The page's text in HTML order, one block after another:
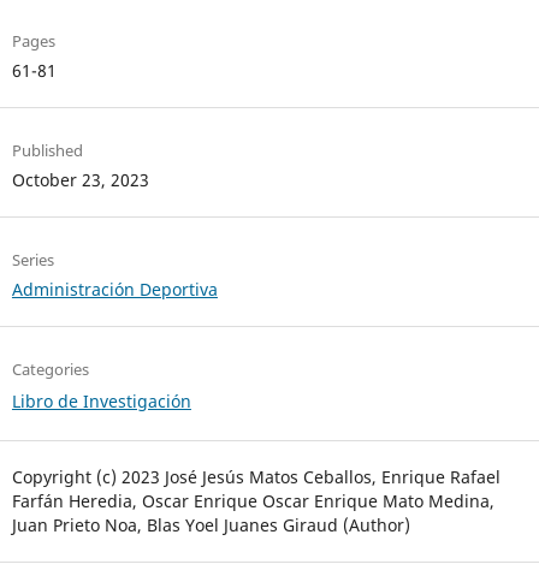
Pages
61-81
Published
October 23, 2023
Series
Administración Deportiva
Categories
Libro de Investigación
Copyright (c) 2023 José Jesús Matos Ceballos, Enrique Rafael
Farfán Heredia, Oscar Enrique Oscar Enrique Mato Medina,
Juan Prieto Noa, Blas Yoel Juanes Giraud (Author)